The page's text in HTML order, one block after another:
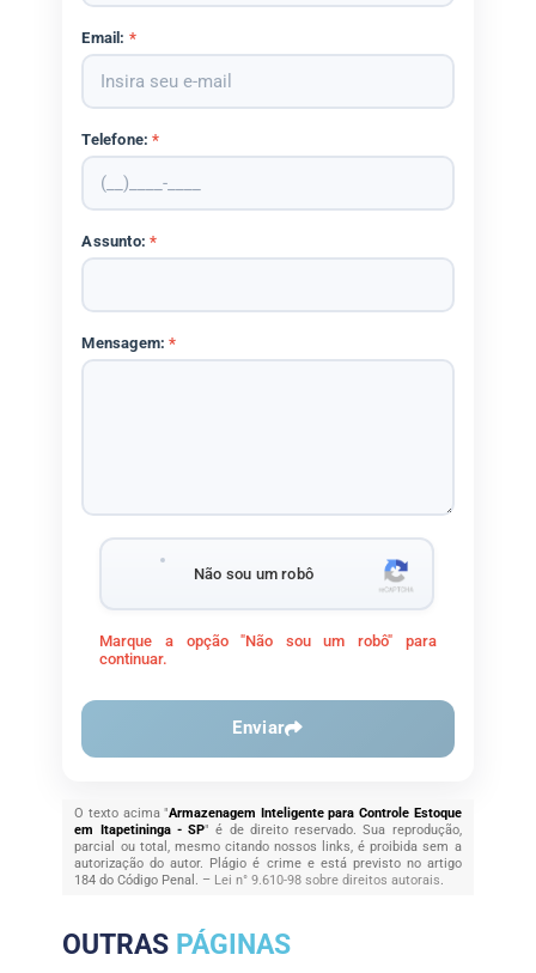
Email: *
Telefone:*
Assunto:*
Mensagem:*
Não sou um robô
Marque a opção "Não sou um robô" para
continuar.
Enviar
O texto acima "Armazenagem Inteligente para Controle Estoque
em Itapetininga - SP" é de direito reservado. Sua reprodução,
parcial ou total, mesmo citando nossos links, é proibida sem a
autorização do autor. Plágio é crime e está previsto no artigo
184 do Código Penal. – Lei n° 9.610-98 sobre direitos autorais.
OUTRAS PÁGINAS